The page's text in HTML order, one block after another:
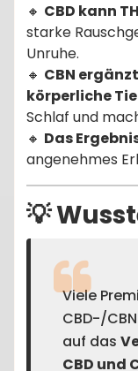
🔸 CBD kann
starke
Unruhe.
🔸 CBN
körperliche
Schlaf und
🔸 Das
angenehmes
💡
Viele
CBD-/
auf das
CBD und